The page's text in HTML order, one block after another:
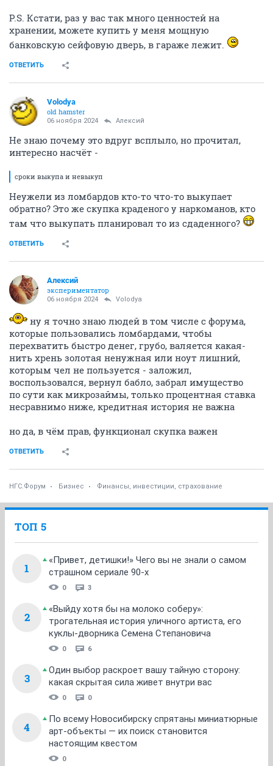
P.S. Кстати, раз у вас так много ценностей на
хранении, можете купить у меня мощную
банковскую сейфовую дверь, в гараже лежит.
ОТВЕТИТЬ
Volodya
old hamster
06 ноября 2024 Алексий
Не знаю почему это вдруг всплыло, но прочитал,
интересно насчёт -
сроки выкупа и невыкуп
Неужели из ломбардов кто-то что-то выкупает
обратно? Это же скупка краденого у наркоманов, кто
там что выкупать планировал то из сдаденного?
ОТВЕТИТЬ
Алексий
экспериментатор
06 ноября 2024 Volodya
ну я точно знаю людей в том числе с форума,
которые пользовались ломбардами, чтобы
перехватить быстро денег, грубо, валяется какая-
нить хрень золотая ненужная или ноут лишний,
которым чел не пользуется - заложил,
воспользовался, вернул бабло, забрал имущество
по сути как микрозаймы, только процентная ставка
несравнимо ниже, кредитная история не важна
но да, в чём прав, функционал скупка важен
ОТВЕТИТЬ
НГС.Форум Бизнес Финансы, инвестиции, страхование
ТОП 5
1
«Привет, детишки!» Чего вы не знали о самом
страшном сериале 90-х
0 3
2
«Выйду хотя бы на молоко соберу»:
трогательная история уличного артиста, его
куклы-дворника Семена Степановича
0 6
3
Один выбор раскроет вашу тайную сторону:
какая скрытая сила живет внутри вас
0 0
4
По всему Новосибирску спрятаны миниатюрные
арт-объекты — их поиск становится
настоящим квестом
0